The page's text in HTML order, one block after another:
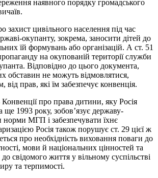
наявного порядку громадського
захист цивільного населення під час
окупанту, зокрема, заносити дітей до
їй формувань або організацій. А ст. 51
на окупованій території служби
Відповідно до цього документа,
обставин не можуть відмовлятися,
від прав, які їм забезпечує конвенція.
про права дитини, яку Росія
ще 1993 року, зобов’язує державу-
норми МГП і забезпечувати їхнє
Росія також порушує ст. 29 цієї ж
про необхідність виховання поваги до
мови й національних цінностей та
свідомого життя у вільному суспільстві
та терпимості.